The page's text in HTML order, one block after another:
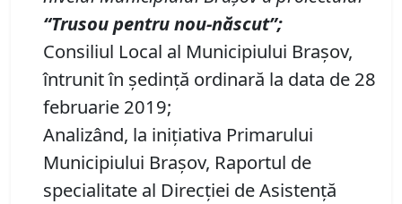
“Trusou pentru nou-născut”;
Consiliul Local al Municipiului Braşov,
întrunit în şedinţă ordinară la data de 28
februarie 2019;
Analizând, la iniţiativa Primarului
Municipiului Braşov, Raportul de
specialitate al Direcţiei de Asistenţă